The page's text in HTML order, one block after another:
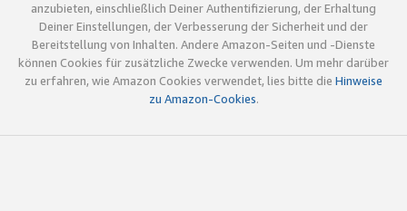
anzubieten, einschließlich Deiner Authentifizierung, der Erhaltung
Deiner Einstellungen, der Verbesserung der Sicherheit und der
Bereitstellung von Inhalten. Andere Amazon-Seiten und -Dienste
können Cookies für zusätzliche Zwecke verwenden. Um mehr darüber
zu erfahren, wie Amazon Cookies verwendet, lies bitte die Hinweise
zu Amazon-Cookies.